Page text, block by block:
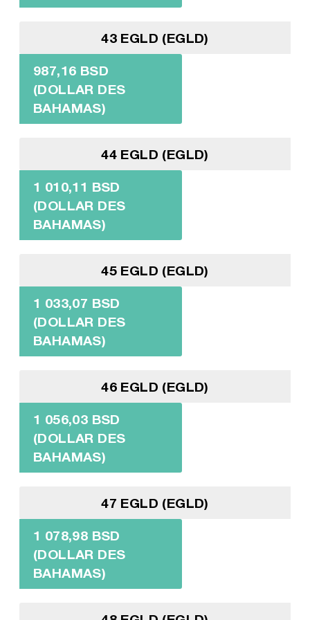
43 EGLD (EGLD)
987,16 BSD
(DOLLAR DES
BAHAMAS)
44 EGLD (EGLD)
1 010,11 BSD
(DOLLAR DES
BAHAMAS)
45 EGLD (EGLD)
1 033,07 BSD
(DOLLAR DES
BAHAMAS)
46 EGLD (EGLD)
1 056,03 BSD
(DOLLAR DES
BAHAMAS)
47 EGLD (EGLD)
1 078,98 BSD
(DOLLAR DES
BAHAMAS)